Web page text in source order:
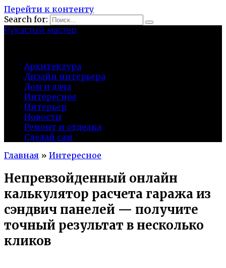
Перейти к контенту
Search for:
Рукастый мастер
Архитектура
Дизайн интерьера
Дом и дача
Интересное
Интерьер
Новости
Ремонт и отделка
Сделай сам
Главная » Интересное
Непревзойденный онлайн
калькулятор расчета гаража из
сэндвич панелей — получите
точный результат в несколько
кликов